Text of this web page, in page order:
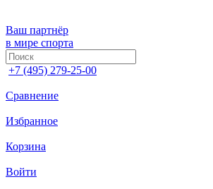
Ваш партнёр
в мире спорта
+7 (495) 279-25-00
Сравнение
Избранное
Корзина
Войти